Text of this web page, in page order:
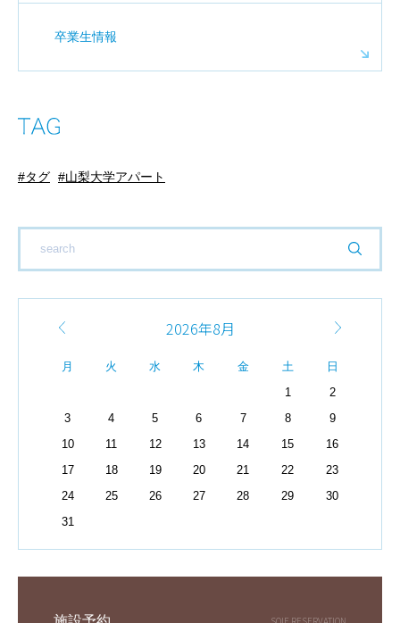
卒業生情報
タグ 山梨大学アパート
2026年8月
月 火 水 木 金 土
日
1
2
3
4 5 6 7 8
9
10
11 12 13 14 15
16
17
18 19 20 21 22
23
24
25 26 27 28 29
30
31